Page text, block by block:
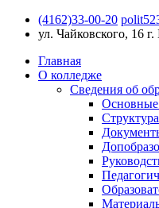
(4162)33-00-20
ул. Чайковского, 16 г.
Главная
О колледже
Сведения об
Основные